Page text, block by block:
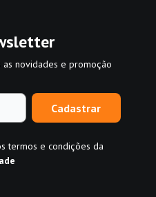
novidades e promoção
Cadastrar
termos e condições da